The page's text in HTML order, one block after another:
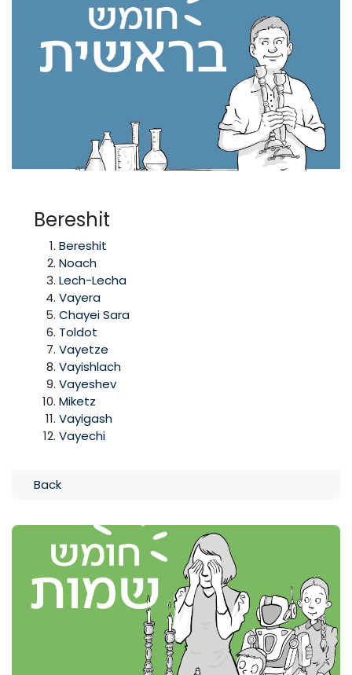
Bereshit
Bereshit
Noach
Lech-Lecha
Vayera
Chayei Sara
Toldot
Vayetze
Vayishlach
Vayeshev
Miketz
Vayigash
Vayechi
Back